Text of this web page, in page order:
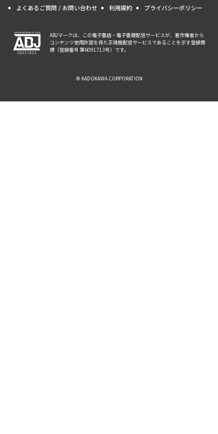
よくあるご質問 / お問い合わせ 利用規約 プライバシーポリシー
ABJマークは、この電子書店・電子書籍配信サービスが、著作権者から
コンテンツ使用許諾を得た正規版配信サービスであることを示す登録商
標（登録番号 第6091713号）です。
© KADOKAWA CORPORATION